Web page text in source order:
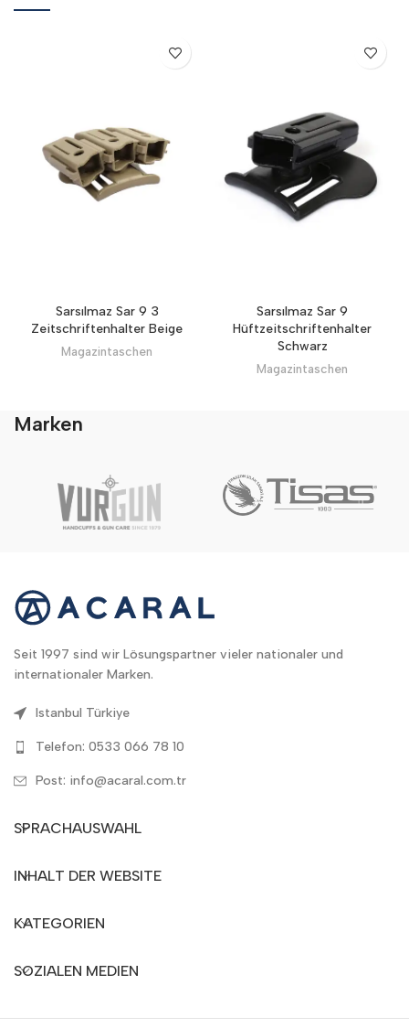
Sarsılmaz Sar 9 3
Zeitschriftenhalter Beige
Magazintaschen
Sarsılmaz Sar 9
Hüftzeitschriftenhalter
Schwarz
Magazintaschen
Marken
Seit 1997 sind wir Lösungspartner vieler nationaler und
internationaler Marken.
Istanbul Türkiye
Telefon: 0533 066 78 10
Post: info@acaral.com.tr
SPRACHAUSWAHL
INHALT DER WEBSITE
KATEGORIEN
SOZIALEN MEDIEN